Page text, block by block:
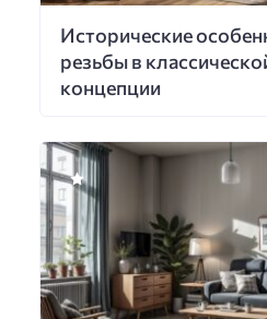
Исторические
резьбы в
концепции